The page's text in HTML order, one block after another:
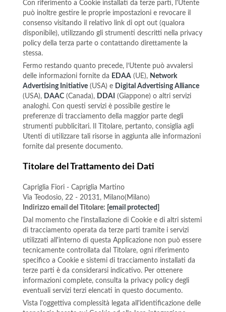
Con riferimento a Cookie installati da terze parti, l'Utente
può inoltre gestire le proprie impostazioni e revocare il
consenso visitando il relativo link di opt out (qualora
disponibile), utilizzando gli strumenti descritti nella privacy
policy della terza parte o contattando direttamente la
stessa.
Fermo restando quanto precede, l’Utente può avvalersi
delle informazioni fornite da EDAA(UE), Network
Advertising Initiative(USA) e Digital Advertising Alliance
(USA), DAAC(Canada), DDAI (Giappone) o altri servizi
analoghi. Con questi servizi è possibile gestire le
preferenze di tracciamento della maggior parte degli
strumenti pubblicitari. Il Titolare, pertanto, consiglia agli
Utenti di utilizzare tali risorse in aggiunta alle informazioni
fornite dal presente documento.
Titolare del Trattamento dei Dati
Capriglia Fiori - Capriglia Martino
Via Teodosio, 22 - 20131, Milano(Milano)
Indirizzo email del Titolare: [email protected]
Dal momento che l'installazione di Cookie e di altri sistemi
di tracciamento operata da terze parti tramite i servizi
utilizzati all'interno di questa Applicazione non può essere
tecnicamente controllata dal Titolare, ogni riferimento
specifico a Cookie e sistemi di tracciamento installati da
terze parti è da considerarsi indicativo. Per ottenere
informazioni complete, consulta la privacy policy degli
eventuali servizi terzi elencati in questo documento.
Vista l'oggettiva complessità legata all'identificazione delle